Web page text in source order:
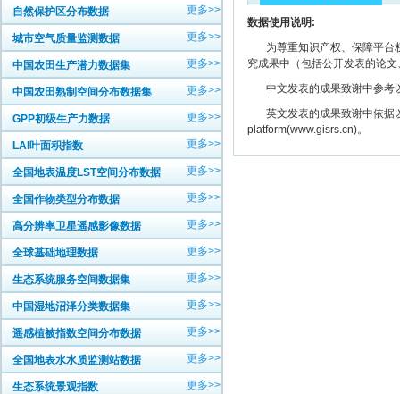
自然保护区分布数据 更多>>
城市空气质量监测数据 更多>>
中国农田生产潜力数据集 更多>>
中国农田熟制空间分布数据集 更多>>
GPP初级生产力数据 更多>>
LAI叶面积指数 更多>>
全国地表温度LST空间分布数据 更多>>
全国作物类型分布数据 更多>>
高分辨率卫星遥感影像数据 更多>>
全球基础地理数据 更多>>
生态系统服务空间数据集 更多>>
中国湿地沼泽分类数据集 更多>>
遥感植被指数空间分布数据 更多>>
全国地表水水质监测站数据 更多>>
生态系统景观指数 更多>>
数据使用说明:
为尊重知识产权、保障平台
究成果中（包括公开发表的论
中文发表的成果致谢中参考
英文发表的成果致谢中依据
platform(www.gisrs.cn)。